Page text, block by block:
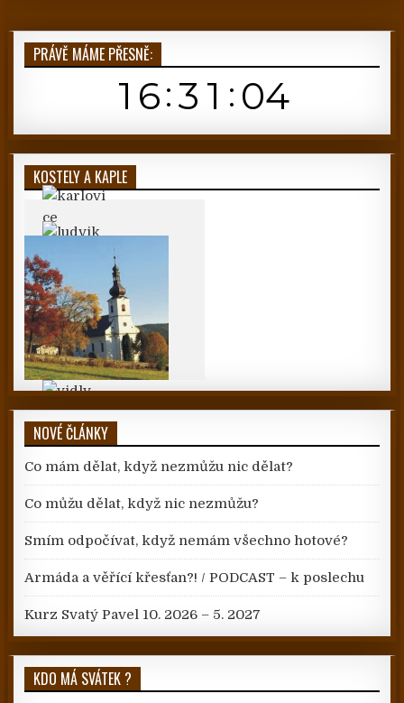
PRÁVĚ MÁME PŘESNĚ:
KOSTELY A KAPLE
NOVÉ ČLÁNKY
Co mám dělat, když nezmůžu nic dělat?
Co můžu dělat, když nic nezmůžu?
Smím odpočívat, když nemám všechno hotové?
Armáda a věřící křesťan?! / PODCAST – k poslechu
Kurz Svatý Pavel 10. 2026 – 5. 2027
KDO MÁ SVÁTEK ?